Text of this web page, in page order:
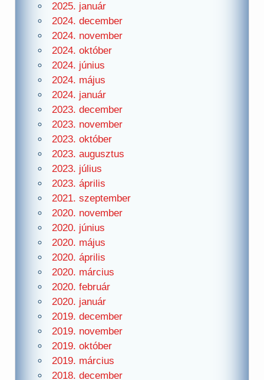
2025. január
2024. december
2024. november
2024. október
2024. június
2024. május
2024. január
2023. december
2023. november
2023. október
2023. augusztus
2023. július
2023. április
2021. szeptember
2020. november
2020. június
2020. május
2020. április
2020. március
2020. február
2020. január
2019. december
2019. november
2019. október
2019. március
2018. december